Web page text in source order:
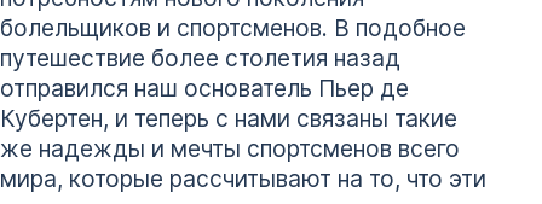
болельщиков и спортсменов. В подобное
путешествие более столетия назад
отправился наш основатель Пьер де
Кубертен, и теперь с нами связаны такие
же надежды и мечты спортсменов всего
мира, которые рассчитывают на то, что эти